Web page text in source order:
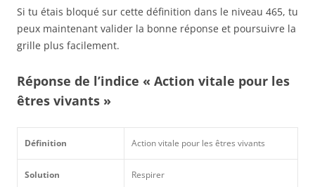
Si tu étais bloqué sur cette définition dans le niveau 465, tu
peux maintenant valider la bonne réponse et poursuivre la
grille plus facilement.
Réponse de l’indice « Action vitale pour les
êtres vivants »
Définition Action vitale pour les êtres vivants
Solution Respirer